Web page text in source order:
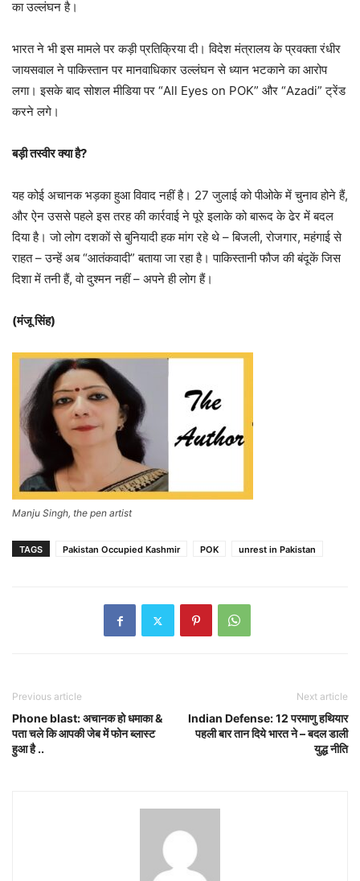
का उल्लंघन है।
भारत ने भी इस मामले पर कड़ी प्रतिक्रिया दी। विदेश मंत्रालय के प्रवक्ता रंधीर
जायसवाल ने पाकिस्तान पर मानवाधिकार उल्लंघन से ध्यान भटकाने का आरोप
लगा। इसके बाद सोशल मीडिया पर “All Eyes on POK” और “Azadi” ट्रेंड
करने लगे।
बड़ी तस्वीर क्या है?
यह कोई अचानक भड़का हुआ विवाद नहीं है। 27 जुलाई को पीओके में चुनाव होने हैं,
और ऐन उससे पहले इस तरह की कार्रवाई ने पूरे इलाके को बारूद के ढेर में बदल
दिया है। जो लोग दशकों से बुनियादी हक मांग रहे थे – बिजली, रोजगार, महंगाई से
राहत – उन्हें अब “आतंकवादी” बताया जा रहा है। पाकिस्तानी फौज की बंदूकें जिस
दिशा में तनी हैं, वो दुश्मन नहीं – अपने ही लोग हैं।
(मंजू सिंह)
Manju Singh, the pen artist
TAGS Pakistan Occupied Kashmir POK unrest in Pakistan
Previous article
Phone blast: अचानक हो धमाका &
पता चले कि आपकी जेब में फोन ब्लास्ट
हुआ है ..
Next article
Indian Defense: 12 परमाणु हथियार
पहली बार तान दिये भारत ने – बदल डाली
युद्ध नीति